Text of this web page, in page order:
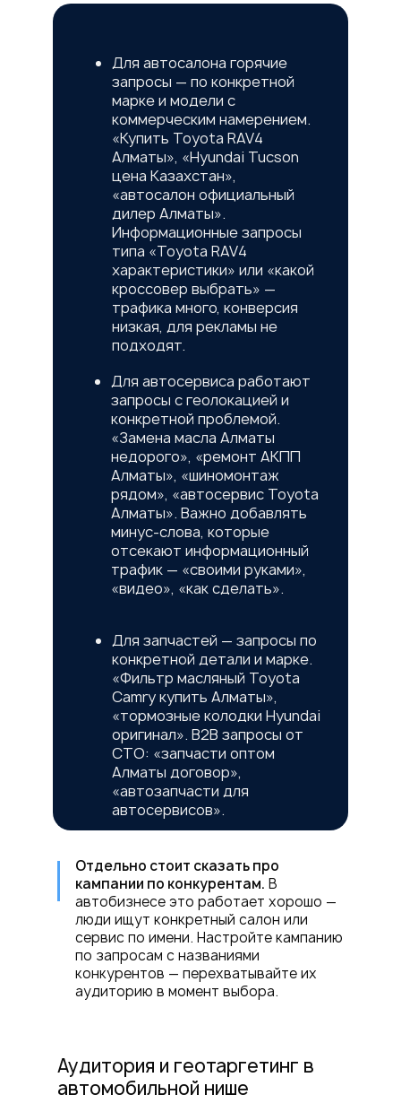
Для автосалона горячие
запросы — по конкретной
марке и модели с
коммерческим намерением.
«Купить Toyota RAV4
Алматы», «Hyundai Tucson
цена Казахстан»,
«автосалон официальный
дилер Алматы».
Информационные запросы
типа «Toyota RAV4
характеристики» или «какой
кроссовер выбрать» —
трафика много, конверсия
низкая, для рекламы не
подходят.
Для автосервиса работают
запросы с геолокацией и
конкретной проблемой.
«Замена масла Алматы
недорого», «ремонт АКПП
Алматы», «шиномонтаж
рядом», «автосервис Toyota
Алматы». Важно добавлять
минус-слова, которые
отсекают информационный
трафик — «своими руками»,
«видео», «как сделать».
Для запчастей — запросы по
конкретной детали и марке.
«Фильтр масляный Toyota
Camry купить Алматы»,
«тормозные колодки Hyundai
оригинал». B2B запросы от
СТО: «запчасти оптом
Алматы договор»,
«автозапчасти для
автосервисов».
Отдельно стоит сказать про
кампании по конкурентам. В
автобизнесе это работает хорошо —
люди ищут конкретный салон или
сервис по имени. Настройте кампанию
по запросам с названиями
конкурентов — перехватывайте их
аудиторию в момент выбора.
Аудитория и геотаргетинг в
автомобильной нише